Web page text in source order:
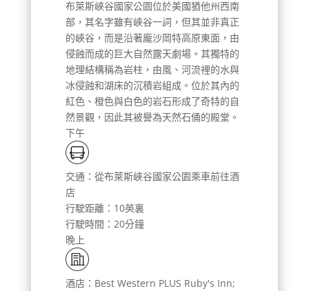
布萊斯峽谷國家公園位於美國猶他州西南
部，其名字雖有峽谷一詞，但其並非真正
的峽谷，而是沿著龐沙岡特高原東面，由
侵蝕而成的巨大自然露天劇場。其獨特的
地理結構稱為岩柱，由風、河流裡的水與
冰侵蝕和湖床的沉積岩組成。位於其內的
紅色、橙色與白色的岩石形成了奇特的自
然景觀，因此其被譽為天然石俑的殿堂。
下午
交通：從布萊斯峽谷國家公園乘車前往酒
店
行駛距離：10英裏
行駛時間：20分鐘
晚上
酒店：Best Western PLUS Ruby's Inn;